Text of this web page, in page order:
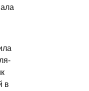
в